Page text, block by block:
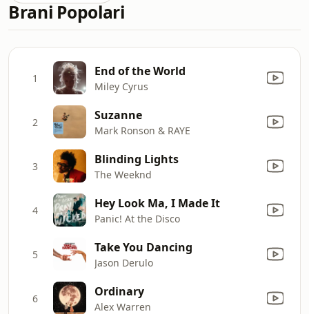
Brani Popolari
1 End of the World
Miley Cyrus
2 Suzanne
Mark Ronson & RAYE
3 Blinding Lights
The Weeknd
4 Hey Look Ma, I Made It
Panic! At the Disco
5 Take You Dancing
Jason Derulo
6 Ordinary
Alex Warren